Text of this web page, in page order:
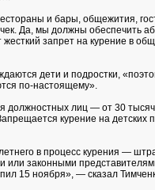
и бары, общежития,
Да, мы должны обеспечить
запрет на курение в
дети и подростки,
по-настоящему».
должностных лиц — от 30
курение на детских
в процесс курения —
или законными
15 ноября», — сказал